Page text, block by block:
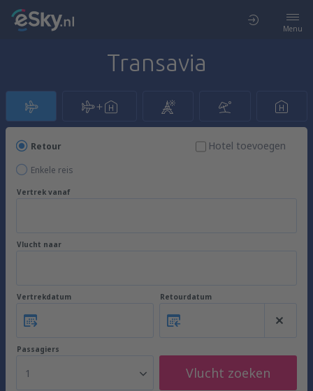
Menu
Transavia
Retour
Enkele reis
Hotel toevoegen
Vertrek vanaf
Vlucht naar
Vertrekdatum Retourdatum
Passagiers
1 Vlucht zoeken